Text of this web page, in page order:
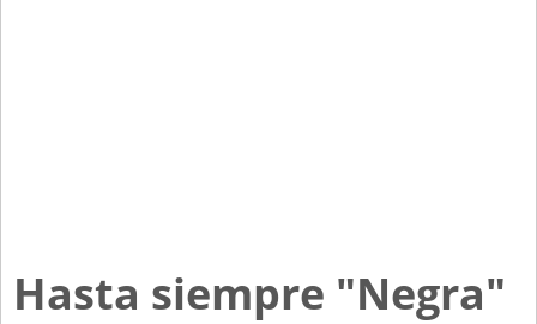
Hasta siempre "Negra"